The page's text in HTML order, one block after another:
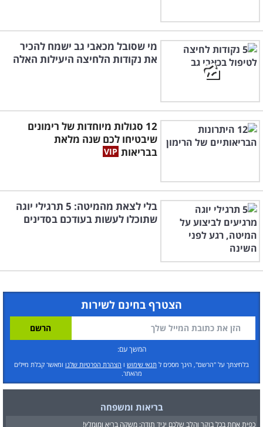
מי שסובל מכאבי גב ישמח להכיר
את נקודות הלחיצה היעילות האלה
12 סגולות מיוחדות של רימונים
שיבטיחו לכם שנה מלאת
בבריאות
בלי לצאת מהמיטה: 5 תרגילי יוגה
שתוכלו לעשות בעודכם בסדינים
הצטרף בחינם לשירות
המשך עם:
בלחיצתך על "הרשם", הינך מסכים ל תנאי שימוש ו הצהרת הפרטיות שלנו ומאשר קבלת מיילים
מהאתר.
בריאות ומשפחה
כפית אחת בכל בוקר והלב שלכם יגיד תודה: משקה בריא ומומלץ!